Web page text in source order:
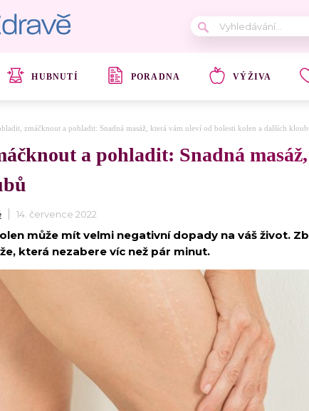
HUBNUTÍ PORADNA VÝŽIVA
zmáčknout a pohladit: Snadná masáž, která vám uleví od bolesti kolen a dalších
a pohladit: Snadná
14. července 2022
může mít velmi negativní dopady na váš život.
která nezabere víc než pár minut.